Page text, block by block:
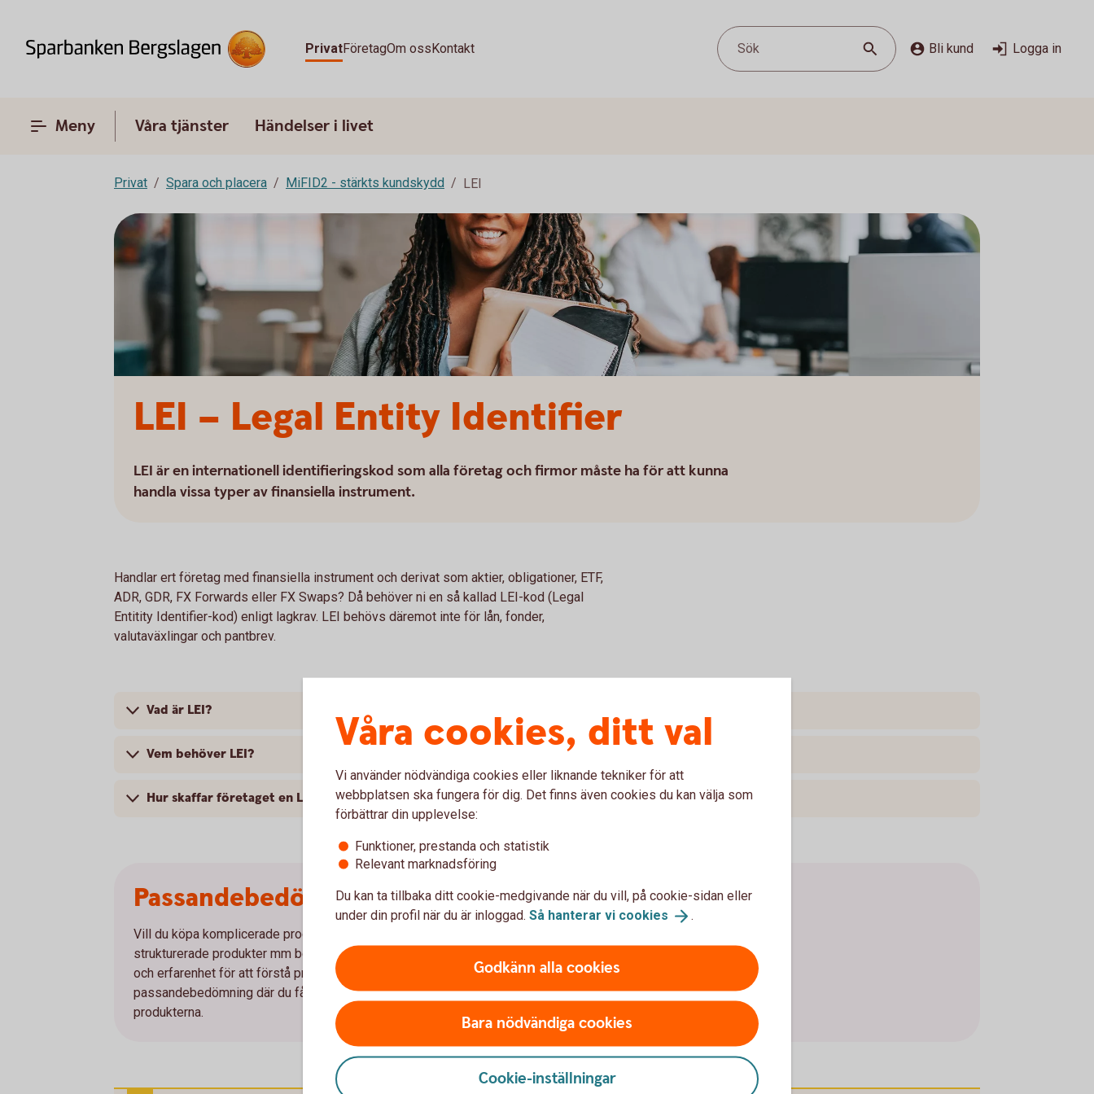
PrivatFöretagOm ossKontakt Sök Bli kund Logga in
Meny Våra tjänster Händelser i livet
Privat Spara och placera MiFID2 - stärkts kundskydd LEI
LEI – Legal Entity Identifier
LEI är en internationell identifieringskod som alla företag och firmor måste ha för att kunna
handla vissa typer av finansiella instrument.
Handlar ert företag med finansiella instrument och derivat som aktier, obligationer, ETF,
ADR, GDR, FX Forwards eller FX Swaps? Då behöver ni en så kallad LEI-kod (Legal
Entitity Identifier-kod) enligt lagkrav. LEI behövs däremot inte för lån, fonder,
valutaväxlingar och pantbrev.
Vad är LEI?
Vem behöver LEI?
Hur skaffar företaget en LEI?
Passandebedömning
Vill du köpa komplicerade produkter som exempelvis certifikat, warranter, aktielån,
strukturerade produkter mm behöver banken säkerställa att du har nödvändig kunskap
och erfarenhet för att förstå produkten och dess risker. Detta görs genom en så kallad
passandebedömning där du får svara på ett antal frågor som varierar mellan de olika
produkterna.
Våra cookies, ditt val
Vi använder nödvändiga cookies eller liknande tekniker för att
webbplatsen ska fungera för dig. Det finns även cookies du kan välja som
förbättrar din upplevelse:
Funktioner, prestanda och statistik
Relevant marknadsföring
Du kan ta tillbaka ditt cookie-medgivande när du vill, på cookie-sidan eller
under din profil när du är inloggad. Så hanterar vi cookies .
Godkänn alla cookies
Bara nödvändiga cookies
Cookie-inställningar